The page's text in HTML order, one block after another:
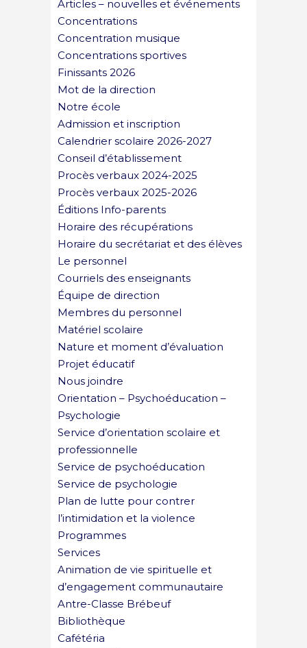
Articles – nouvelles et événements
Concentrations
Concentration musique
Concentrations sportives
Finissants 2026
Mot de la direction
Notre école
Admission et inscription
Calendrier scolaire 2026-2027
Conseil d’établissement
Procès verbaux 2024-2025
Procès verbaux 2025-2026
Éditions Info-parents
Horaire des récupérations
Horaire du secrétariat et des élèves
Le personnel
Courriels des enseignants
Équipe de direction
Membres du personnel
Matériel scolaire
Nature et moment d’évaluation
Projet éducatif
Nous joindre
Orientation – Psychoéducation –
Psychologie
Service d’orientation scolaire et
professionnelle
Service de psychoéducation
Service de psychologie
Plan de lutte pour contrer
l’intimidation et la violence
Programmes
Services
Animation de vie spirituelle et
d’engagement communautaire
Antre-Classe Brébeuf
Bibliothèque
Cafétéria